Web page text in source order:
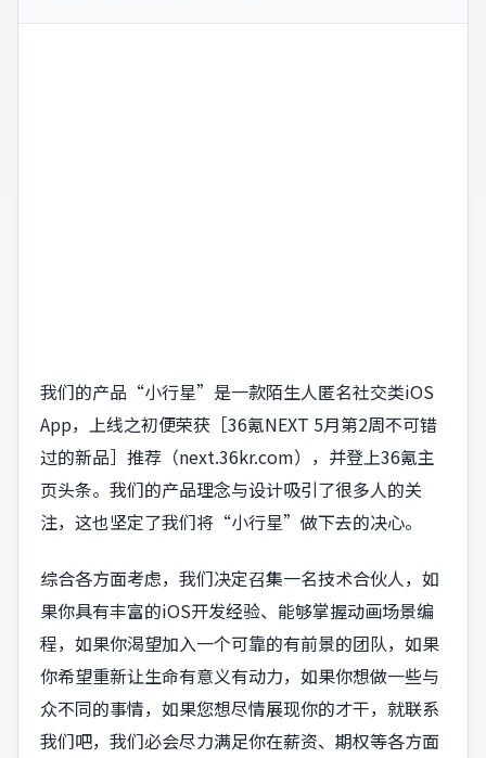
我们的产品“小行星”是一款陌生人匿名社交类iOS
App，上线之初便荣获［36氪NEXT 5月第2周不可错
过的新品］推荐（next.36kr.com），并登上36氪主
页头条。我们的产品理念与设计吸引了很多人的关
注，这也坚定了我们将“小行星”做下去的决心。
综合各方面考虑，我们决定召集一名技术合伙人，如
果你具有丰富的iOS开发经验、能够掌握动画场景编
程，如果你渴望加入一个可靠的有前景的团队，如果
你希望重新让生命有意义有动力，如果你想做一些与
众不同的事情，如果您想尽情展现你的才干，就联系
我们吧，我们必会尽力满足你在薪资、期权等各方面